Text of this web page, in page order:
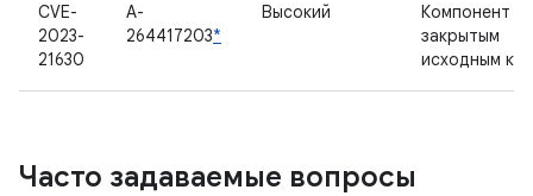
CVE-
2023-
21630
A-
264417203*
Высокий
Компонент с
закрытым
исходным
Часто задаваемые вопросы